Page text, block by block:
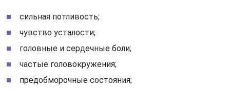
сильная потливость;
чувство усталости;
головные и сердечные боли;
частые головокружения;
предобморочные состояния;